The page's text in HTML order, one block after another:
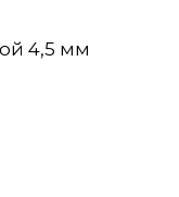
4,5 мм